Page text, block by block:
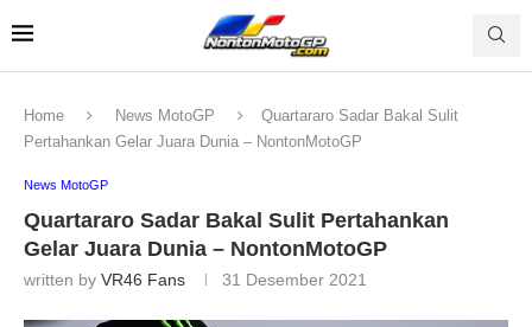
Home News MotoGP
Quartararo Sadar Bakal Sulit
Pertahankan Gelar Juara Dunia – NontonMotoGP
News MotoGP
Quartararo Sadar Bakal Sulit Pertahankan
Gelar Juara Dunia – NontonMotoGP
written by VR46 Fans 31 Desember 2021